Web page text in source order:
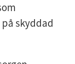
skyddad